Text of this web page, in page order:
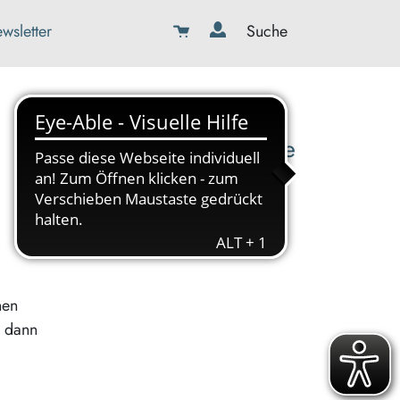
Suche
08179-423989-0
info@kbw-toelz-wor.de